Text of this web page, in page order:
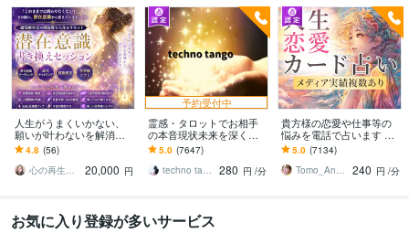
人生がうまくいかない、
願いが叶わないを解消し
ます 現実を変えるために
努力したのに、自力では
もう無理と感じている
4.8 (56)
心の再生セラピスト YASUKO
20,000 円
予約受付中
霊感・タロットでお相手
の本音現状未来を深く視
ます 恋愛・仕事・家族・
人間関係の本質を見抜き
スピード解決へ
5.0 (7647)
techno tango
280 円 /分
貴方様の恋愛や仕事等の
悩みを電話で占います タ
ロットカード、オラクル
カード、ルノルマンカー
ドを使用します
5.0 (7134)
Tomo_Angel7
240 円 /分
お気に入り登録が多いサービス